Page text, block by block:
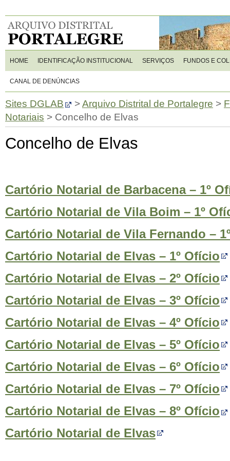
HOME IDENTIFICAÇÃO INSTITUCIONAL SERVIÇOS FUNDOS E
CANAL DE DENÚNCIAS
Sites DGLAB >Arquivo Distrital de Portalegre >
Notariais > Concelho de Elvas
Concelho de Elvas
Cartório Notarial de Barbacena – 1º
Cartório Notarial de Vila Boim – 1º
Cartório Notarial de Vila Fernando –
Cartório Notarial de Elvas – 1º Ofício
Cartório Notarial de Elvas – 2º Ofício
Cartório Notarial de Elvas – 3º Ofício
Cartório Notarial de Elvas – 4º Ofício
Cartório Notarial de Elvas – 5º Ofício
Cartório Notarial de Elvas – 6º Ofício
Cartório Notarial de Elvas – 7º Ofício
Cartório Notarial de Elvas – 8º Ofício
Cartório Notarial de Elvas